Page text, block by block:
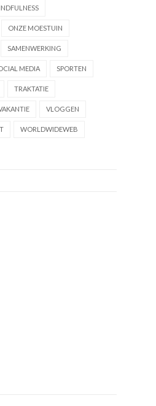
ONZE MOESTUIN
SAMENWERKING
MEDIA SPORTEN
TRAKTATIE
VLOGGEN
WORLDWIDEWEB